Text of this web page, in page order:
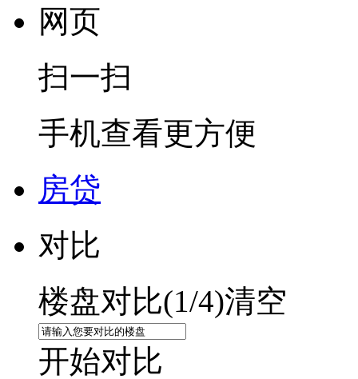
网页
扫一扫
手机查看更方便
房贷
对比
楼盘对比(1/4)清空
开始对比